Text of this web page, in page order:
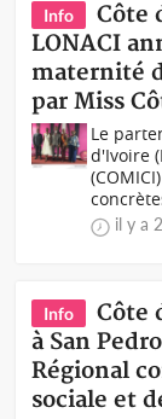
Info
Côte
LONACI
maternité
par Miss
Le
d'Ivoire
il y a
Info
Côte
à San
Régional
sociale et